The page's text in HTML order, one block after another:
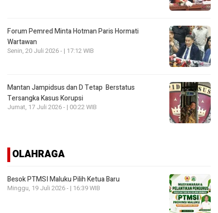
Forum Pemred Minta Hotman Paris Hormati
Wartawan
Senin, 20 Juli 2026 - | 17:12 WIB
Mantan Jampidsus dan D Tetap Berstatus
Tersangka Kasus Korupsi
Jumat, 17 Juli 2026 - | 00:22 WIB
OLAHRAGA
Besok PTMSI Maluku Pilih Ketua Baru
Minggu, 19 Juli 2026 - | 16:39 WIB